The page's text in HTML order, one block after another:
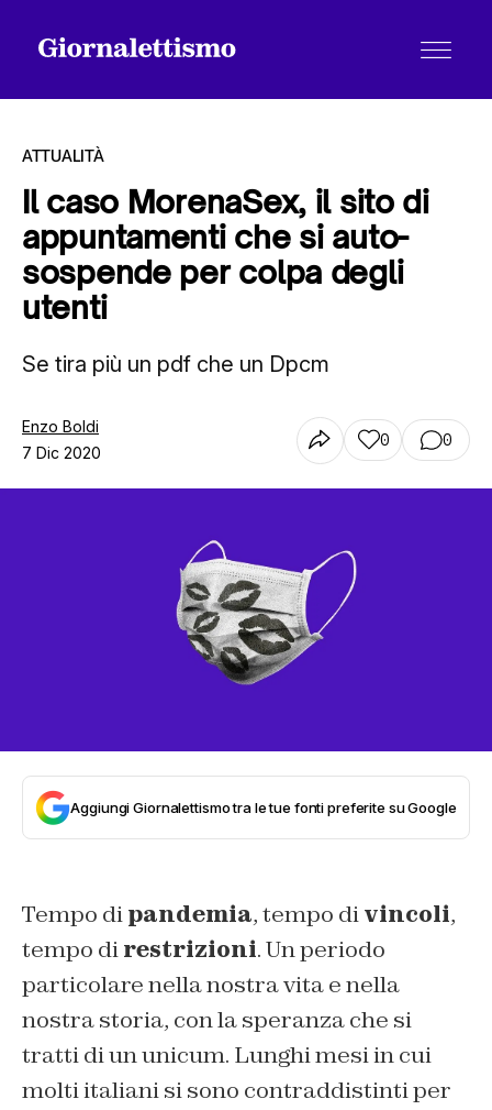
Tutti gli articoli
Contatti
ATTUALITÀ
Il caso MorenaSex, il sito di
appuntamenti che si auto-
sospende per colpa degli
utenti
Se tira più un pdf che un Dpcm
Enzo Boldi
7 Dic 2020
0 0
Aggiungi Giornalettismo tra le tue fonti preferite su Google
Tempo dipandemia, tempo divincoli,
tempo direstrizioni. Un periodo
particolare nella nostra vita e nella
nostra storia, con la speranza che si
tratti di un unicum. Lunghi mesi in cui
molti italiani si sono contraddistinti per